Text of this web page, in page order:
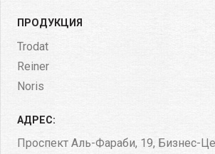
ПРОДУКЦИЯ
Trodat
Reiner
Noris
АДРЕС:
Проспект Аль-Фараби, 19, Бизнес-